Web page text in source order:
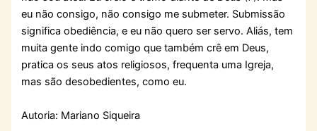
eu não consigo, não consigo me submeter. Submissão
significa obediência, e eu não quero ser servo. Aliás, tem
muita gente indo comigo que também crê em Deus,
pratica os seus atos religiosos, frequenta uma Igreja,
mas são desobedientes, como eu.
Autoria: Mariano Siqueira